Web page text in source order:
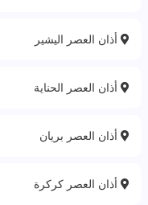
أذان العصر اليشير
أذان العصر الحناية
أذان العصر بريان
أذان العصر كركرة